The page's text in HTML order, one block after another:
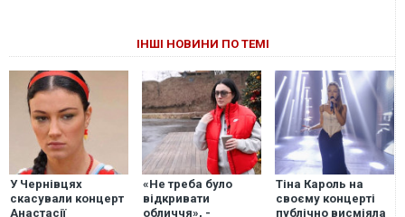
ІНШІ НОВИНИ ПО ТЕМІ
У Чернівцях
скасували концерт
Анастасії
«Не треба було
відкривати
обличчя», -
Тіна Кароль на
своєму концерті
публічно висміяла